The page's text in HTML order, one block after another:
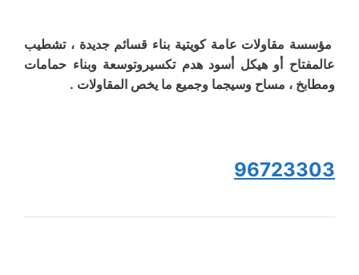
مؤسسة مقاولات عامة كويتية بناء قسائم جديدة ، تشطيب
عالمفتاح أو هيكل أسود هدم تكسيروتوسعة وبناء حمامات
ومطابخ ، مساح وسيجما وجميع ما يخص المقاولات .
96723303